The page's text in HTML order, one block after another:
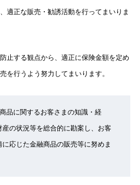
適正な販売・勧誘活動を行ってまいりま
止する観点から、適正に保険金額を定め
を行うよう努力してまいります。
品に関するお客さまの知識・経
の状況等を総合的に勘案し、お客
応じた金融商品の販売等に努めま